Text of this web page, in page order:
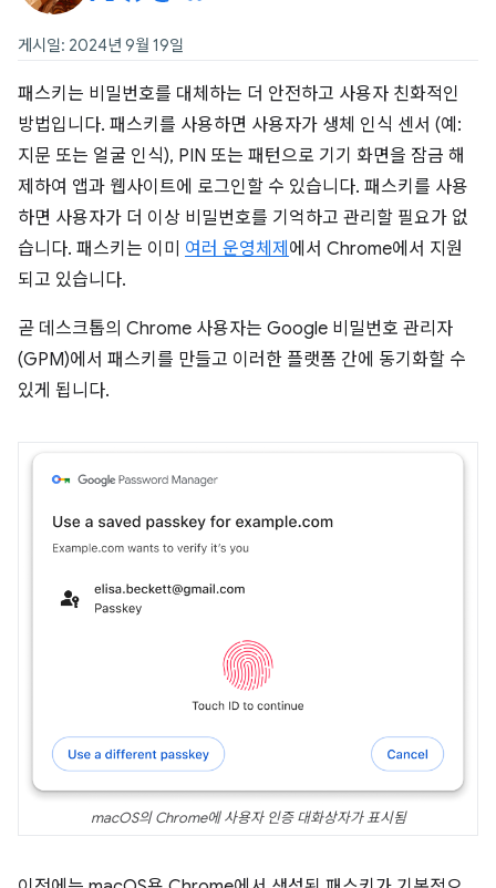
게시일: 2024년 9월 19일
패스키는 비밀번호를 대체하는 더 안전하고 사용자 친화적인
방법입니다. 패스키를 사용하면 사용자가 생체 인식 센서 (예:
지문 또는 얼굴 인식), PIN 또는 패턴으로 기기 화면을 잠금 해
제하여 앱과 웹사이트에 로그인할 수 있습니다. 패스키를 사용
하면 사용자가 더 이상 비밀번호를 기억하고 관리할 필요가 없
습니다. 패스키는 이미 여러 운영체제 에서 Chrome에서 지원
되고 있습니다.
곧 데스크톱의 Chrome 사용자는 Google 비밀번호 관리자
(GPM)에서 패스키를 만들고 이러한 플랫폼 간에 동기화할 수
있게 됩니다.
macOS의 Chrome에 사용자 인증 대화상자가 표시됨